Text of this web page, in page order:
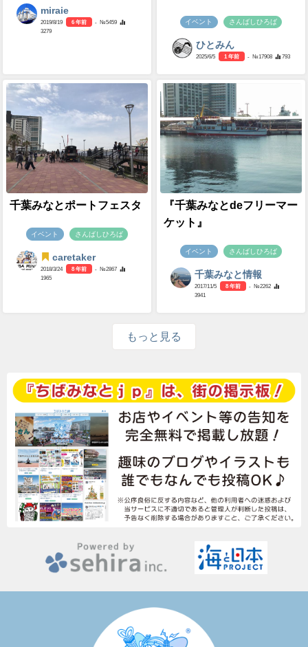
miraie
2019/8/19 6 年前
- №5459
3279
イベント さんばしひろば
ひとみん
2025/6/5 1 年前 - №17908 793
千葉みなとポートフェスタ
イベント さんばしひろば
caretaker
2018/3/24 8 年前
- №2867
1965
『千葉みなとdeフリーマー
ケット』
イベント さんばしひろば
千葉みなと情報
2017/11/5 8 年前
- №2262
3941
もっと見る